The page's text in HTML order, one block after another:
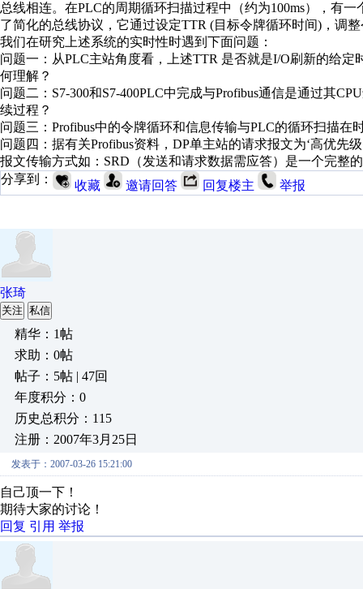
总线相连。在PLC的周期循环扫描过程中（约为100ms），有
了简化的总线协议，它通过设定TTR (目标令牌循环时间)，调
我们在研究上述系统的实时性时遇到下面问题：
问题一：从PLC主站角度看，上述TTR 是否就是I/O刷新的给
何理解？
问题二：S7-300和S7-400PLC中完成与Profibus通信是通过其
续过程？
问题三：Profibus中的令牌循环和信息传输与PLC的循环扫描在
问题四：据有关Profibus资料，DP单主站的请求报文为‘高优先
报文传输方式如：SRD（发送和请求数据需应答）是一个完整
分享到：
收藏 邀请回答 回复楼主 举报
张琦
关注 私信
精华：1帖
求助：0帖
帖子：5帖 | 47回
年度积分：0
历史总积分：115
注册：2007年3月25日
发表于：2007-03-26 15:21:00
自己顶一下！
期待大家的讨论！
回复 引用 举报